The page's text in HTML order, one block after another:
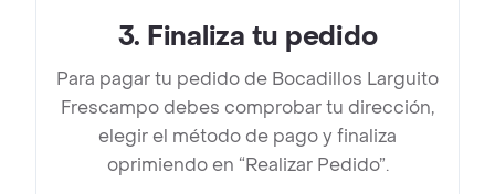
3. Finaliza tu pedido
Para pagar tu pedido de Bocadillos Larguito
Frescampo debes comprobar tu dirección,
elegir el método de pago y finaliza
oprimiendo en “Realizar Pedido”.